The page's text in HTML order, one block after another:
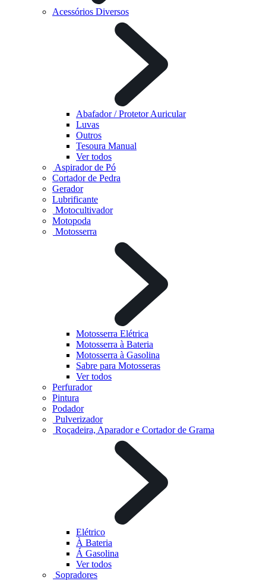
Acessórios Diversos
Abafador / Protetor Auricular
Luvas
Outros
Tesoura Manual
Ver todos
Aspirador de Pó
Cortador de Pedra
Gerador
Lubrificante
Motocultivador
Motopoda
Motosserra
Motosserra Elétrica
Motosserra à Bateria
Motosserra à Gasolina
Sabre para Motosseras
Ver todos
Perfurador
Pintura
Podador
Pulverizador
Roçadeira, Aparador e Cortador de Grama
Elétrico
À Bateria
Á Gasolina
Ver todos
Sopradores